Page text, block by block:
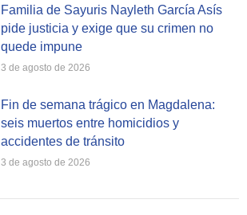
Familia de Sayuris Nayleth García Asís
pide justicia y exige que su crimen no
quede impune
3 de agosto de 2026
Fin de semana trágico en Magdalena:
seis muertos entre homicidios y
accidentes de tránsito
3 de agosto de 2026